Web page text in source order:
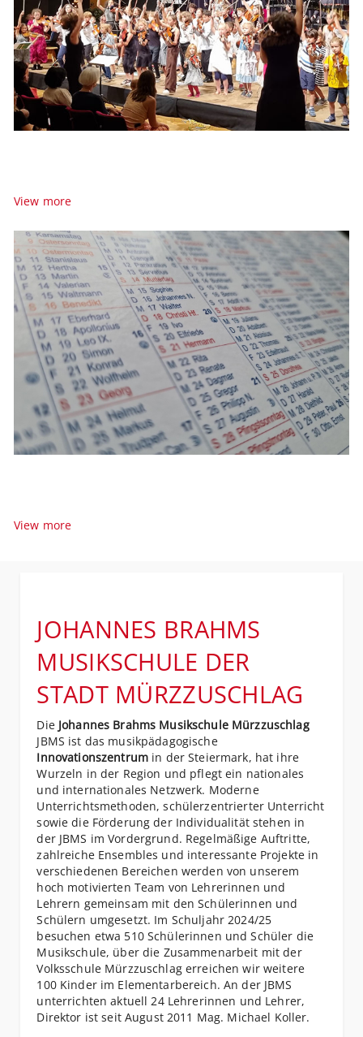
View more
View more
JOHANNES BRAHMS
MUSIKSCHULE DER
STADT MÜRZZUSCHLAG
Die Johannes Brahms Musikschule Mürzzuschlag
JBMS ist das musikpädagogische
Innovationszentrum in der Steiermark, hat ihre
Wurzeln in der Region und pflegt ein nationales
und internationales Netzwerk. Moderne
Unterrichtsmethoden, schülerzentrierter Unterricht
sowie die Förderung der Individualität stehen in
der JBMS im Vordergrund. Regelmäßige Auftritte,
zahlreiche Ensembles und interessante Projekte in
verschiedenen Bereichen werden von unserem
hoch motivierten Team von Lehrerinnen und
Lehrern gemeinsam mit den Schülerinnen und
Schülern umgesetzt. Im Schuljahr 2024/25
besuchen etwa 510 Schülerinnen und Schüler die
Musikschule, über die Zusammenarbeit mit der
Volksschule Mürzzuschlag erreichen wir weitere
100 Kinder im Elementarbereich. An der JBMS
unterrichten aktuell 24 Lehrerinnen und Lehrer,
Direktor ist seit August 2011 Mag. Michael Koller.